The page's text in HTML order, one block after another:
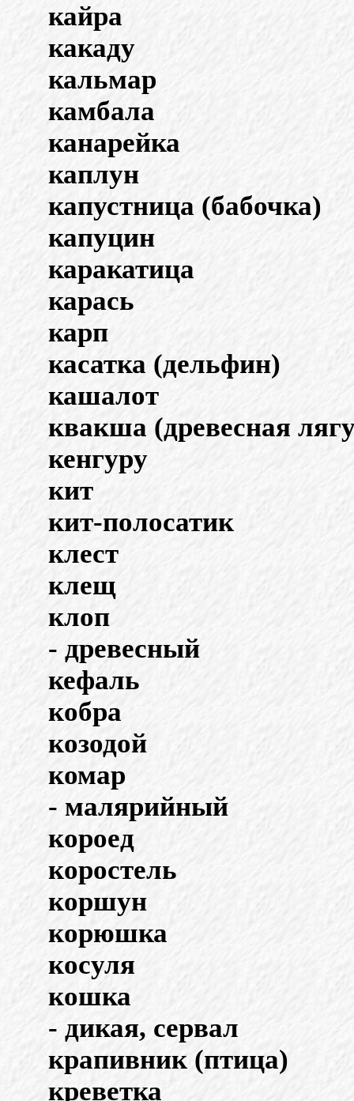
кайра
какаду
кальмар
камбала
канарейка
каплун
капустница (бабочка)
капуцин
каракатица
карась
карп
касатка (дельфин)
кашалот
квакша (древесная
кенгуру
кит
кит-полосатик
клест
клещ
клоп
- древесный
кефаль
кобра
козодой
комар
- малярийный
короед
коростель
коршун
корюшка
косуля
кошка
- дикая, сервал
крапивник (птица)
креветка